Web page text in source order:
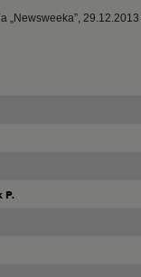
„Newsweeka”, 29.12.2013
P.